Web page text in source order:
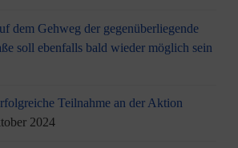
dem Gehweg der gegenüberliegende
soll ebenfalls bald wieder möglich sein
Teilnahme an der Aktion
2024